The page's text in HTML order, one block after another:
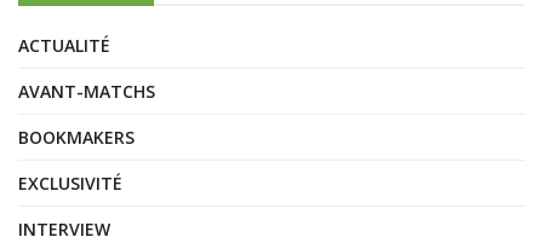
ACTUALITÉ
AVANT-MATCHS
BOOKMAKERS
EXCLUSIVITÉ
INTERVIEW